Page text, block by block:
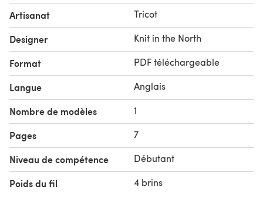
Basic Sock Recipe is a must-have for your knitting
collection! ✨
Detailed video for this pattern available on my TikTok
account KnitintheNorth
Artisanat Tricot
Designer Knit in the North
Format PDF téléchargeable
Langue Anglais
Nombre de modèles 1
Pages 7
Niveau de compétence Débutant
Poids du fil 4 brins